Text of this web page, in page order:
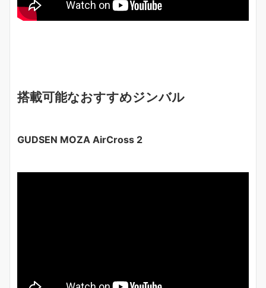
搭載可能なおすすめジンバル
GUDSEN MOZA AirCross 2